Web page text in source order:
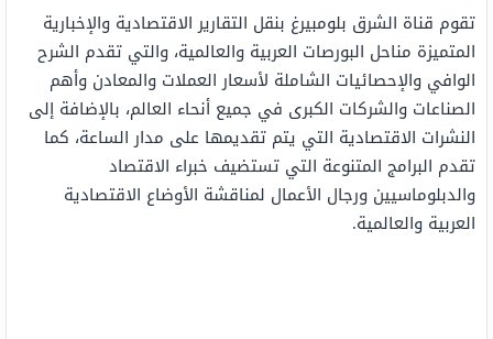
تقوم قناة الشرق بلومبيرغ بنقل التقارير الاقتصادية والإخبارية
المتميزة مناحل البورصات العربية والعالمية، والتي تقدم الشرح
الوافي والإحصائيات الشاملة لأسعار العملات والمعادن وأهم
الصناعات والشركات الكبرى في جميع أنحاء العالم، بالإضافة إلى
النشرات الاقتصادية التي يتم تقديمها على مدار الساعة، كما
تقدم البرامج المتنوعة التي تستضيف خبراء الاقتصاد
والدبلوماسيين ورجال الأعمال لمناقشة الأوضاع الاقتصادية
العربية والعالمية.